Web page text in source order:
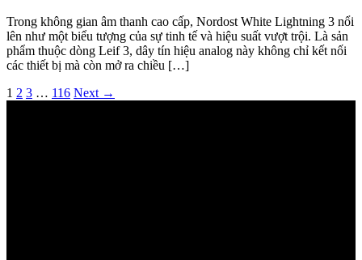
Trong không gian âm thanh cao cấp, Nordost White Lightning 3 nổi
lên như một biểu tượng của sự tinh tế và hiệu suất vượt trội. Là sản
phẩm thuộc dòng Leif 3, dây tín hiệu analog này không chỉ kết nối
các thiết bị mà còn mở ra chiều […]
1 2 3 … 116 Next →